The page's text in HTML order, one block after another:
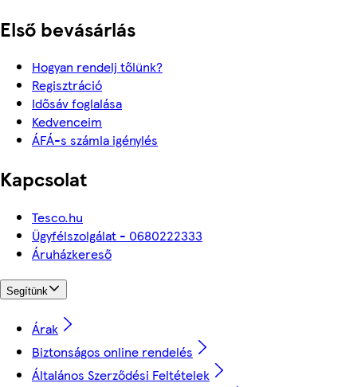
Első bevásárlás
Hogyan rendelj tőlünk?
Regisztráció
Idősáv foglalása
Kedvenceim
ÁFÁ-s számla igénylés
Kapcsolat
Tesco.hu
Ügyfélszolgálat - 0680222333
Áruházkereső
Segítünk
Árak
Biztonságos online rendelés
Általános Szerződési Feltételek